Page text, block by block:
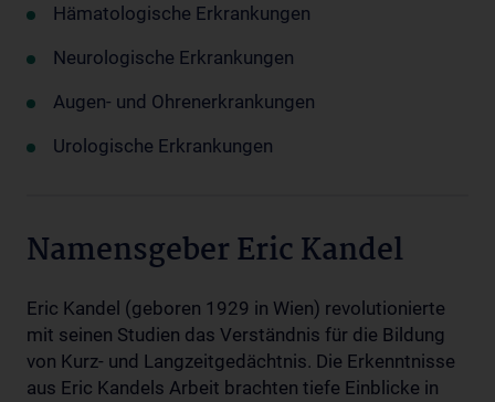
Hämatologische Erkrankungen
Neurologische Erkrankungen
Augen- und Ohrenerkrankungen
Urologische Erkrankungen
Namensgeber Eric Kandel
Eric Kandel (geboren 1929 in Wien) revolutionierte
mit seinen Studien das Verständnis für die Bildung
von Kurz- und Langzeitgedächtnis. Die Erkenntnisse
aus Eric Kandels Arbeit brachten tiefe Einblicke in